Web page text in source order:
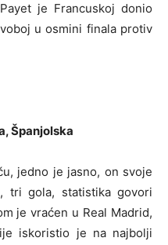
je Francuskoj donio
u osmini finala protiv
Španjolska
jedno je jasno, on svoje
tri gola, statistika govori
je vraćen u Real Madrid,
iskoristio je na najbolji